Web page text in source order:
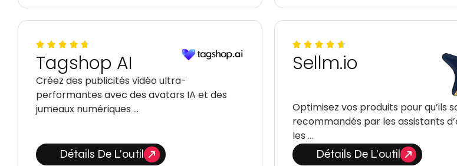
Tagshop AI
Créez des publicités vidéo ultra-
performantes avec des avatars IA et des
jumeaux numériques …
Détails De L'outil
Sellm.io
Optimisez vos produits pour qu’ils
recommandés par les assistants
les …
Détails De L'outil